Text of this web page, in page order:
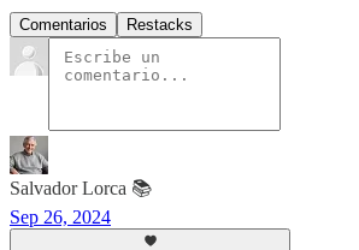
Comentarios Restacks
Salvador Lorca 📚
Sep 26, 2024